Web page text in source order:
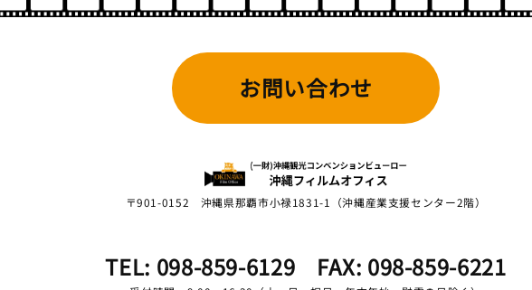
お問い合わせ
〒901-0152 沖縄県那覇市小禄1831-1（沖縄産業支援センター2階）
TEL: 098-859-6129 FAX: 098-859-6221